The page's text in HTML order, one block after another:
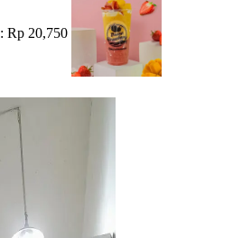
: Rp 20,750